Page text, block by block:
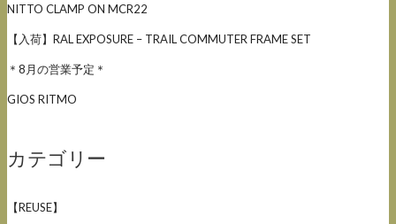
NITTO CLAMP ON MCR22
【入荷】RAL EXPOSURE – TRAIL COMMUTER FRAME SET
＊8月の営業予定＊
GIOS RITMO
カテゴリー
【REUSE】